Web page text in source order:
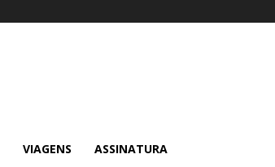
VIAGENS ASSINATURA